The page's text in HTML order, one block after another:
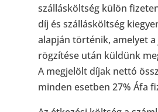
szállásköltség külön
díj és szállásköltség
alapján történik, amelyet a
rögzítése után küldünk
A megjelölt díjak nettó
minden esetben 27% Áfa